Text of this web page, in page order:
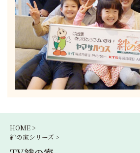
HOME >
絆の家シリーズ >